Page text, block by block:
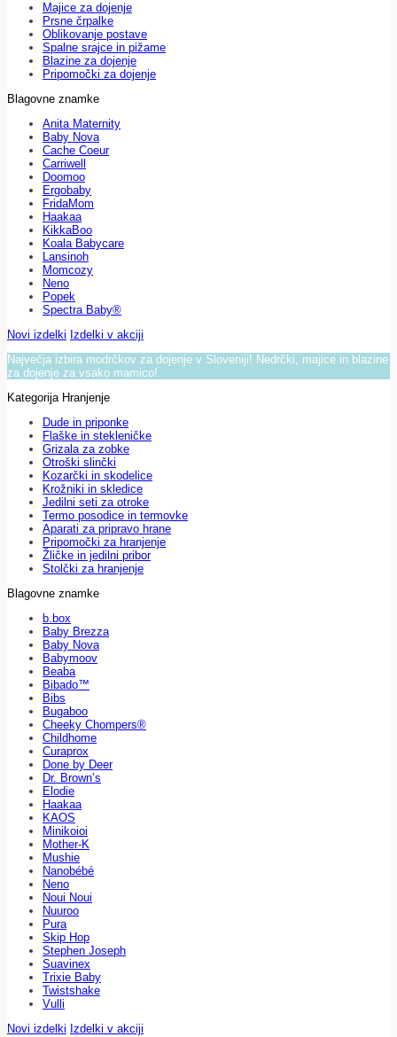
Majice za dojenje
Prsne črpalke
Oblikovanje postave
Spalne srajce in pižame
Blazine za dojenje
Pripomočki za dojenje
Blagovne znamke
Anita Maternity
Baby Nova
Cache Coeur
Carriwell
Doomoo
Ergobaby
FridaMom
Haakaa
KikkaBoo
Koala Babycare
Lansinoh
Momcozy
Neno
Popek
Spectra Baby®
Novi izdelki Izdelki v akciji
Največja izbira modrčkov za dojenje v Sloveniji! Nedrčki, majice in blazine
za dojenje za vsako mamico!
Kategorija Hranjenje
Dude in priponke
Flaške in stekleničke
Grizala za zobke
Otroški slinčki
Kozarčki in skodelice
Krožniki in skledice
Jedilni seti za otroke
Termo posodice in termovke
Aparati za pripravo hrane
Pripomočki za hranjenje
Žličke in jedilni pribor
Stolčki za hranjenje
Blagovne znamke
b.box
Baby Brezza
Baby Nova
Babymoov
Beaba
Bibado™
Bibs
Bugaboo
Cheeky Chompers®
Childhome
Curaprox
Done by Deer
Dr. Brown’s
Elodie
Haakaa
KAOS
Minikoioi
Mother-K
Mushie
Nanobébé
Neno
Noui Noui
Nuuroo
Pura
Skip Hop
Stephen Joseph
Suavinex
Trixie Baby
Twistshake
Vulli
Novi izdelki Izdelki v akciji